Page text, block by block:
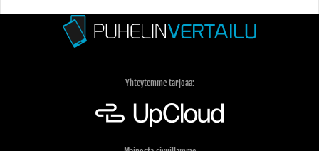
Yhteytemme tarjoaa: